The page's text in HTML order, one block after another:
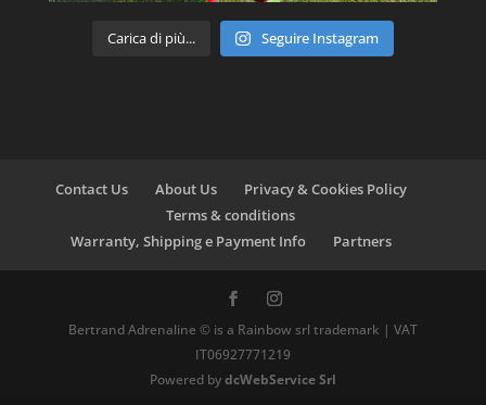
Carica di più... Seguire Instagram
Contact Us About Us
Privacy & Cookies Policy
Terms & conditions
Warranty, Shipping e Payment Info
Partners
Bertrand Adrenaline © is a Rainbow srl trademark | VAT
IT06927771219
Powered bydcWebService Srl